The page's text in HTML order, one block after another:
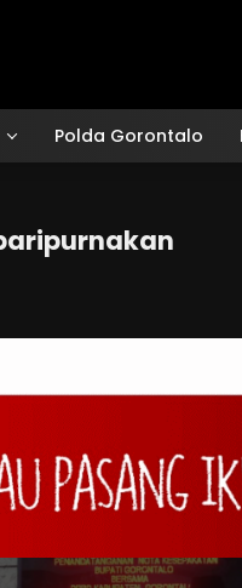
Polda Gorontalo